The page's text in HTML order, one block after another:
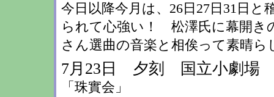
今日以降今月は、26日27日31日
られて心強い！ 松澤氏に幕開き
さん選曲の音楽と相俟って素晴ら
7月23日 夕刻 国立小劇場
「珠實会」